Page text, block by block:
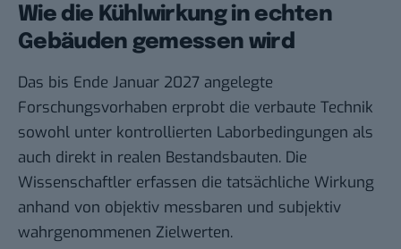
Wie die Kühlwirkung in echten
Gebäuden gemessen wird
Das bis Ende Januar 2027 angelegte
Forschungsvorhaben erprobt die verbaute Technik
sowohl unter kontrollierten Laborbedingungen als
auch direkt in realen Bestandsbauten. Die
Wissenschaftler erfassen die tatsächliche Wirkung
anhand von objektiv messbaren und subjektiv
wahrgenommenen Zielwerten.